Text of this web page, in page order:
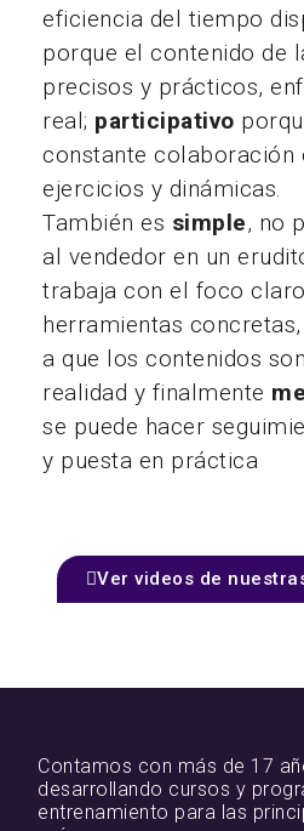
eficiencia del tiempo
porque el contenido de
precisos y prácticos,
real; participativo
constante colaboración
ejercicios y dinámicas.
También es simple, no
al vendedor en un
trabaja con el foco
herramientas concretas,
a que los contenidos
realidad y finalmente
se puede hacer
y puesta en práctica
Ver videos de
Contamos con más de 17
desarrollando cursos y
entrenamiento para las